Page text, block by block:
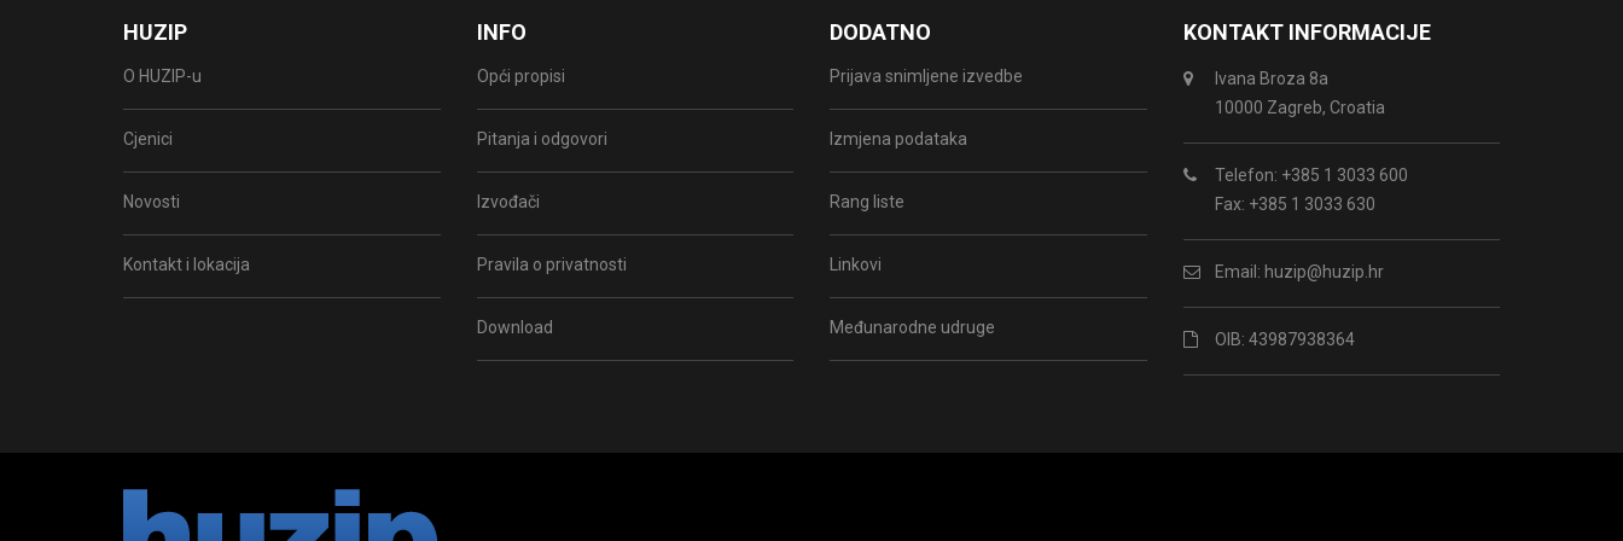
HUZIP
O HUZIP-u
Cjenici
Novosti
Kontakt i lokacija
INFO
Opći propisi
Pitanja i odgovori
Izvođači
Pravila o privatnosti
Download
DODATNO
Prijava snimljene izvedbe
Izmjena podataka
Rang liste
Linkovi
Međunarodne udruge
KONTAKT INFORMACIJE
Ivana Broza 8a
10000 Zagreb, Croatia
Telefon: +385 1 3033 600
Fax: +385 1 3033 630
Email: huzip@huzip.hr
OIB: 43987938364